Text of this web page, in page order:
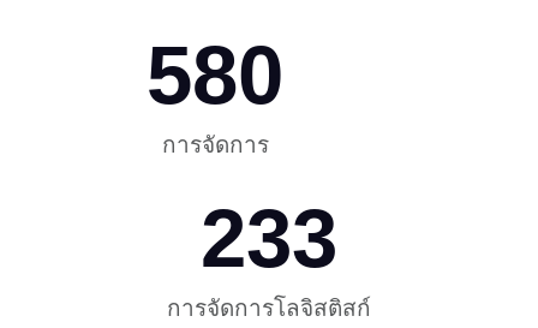
การจัดการ
580
การจัดการโลจิสติสก์
233